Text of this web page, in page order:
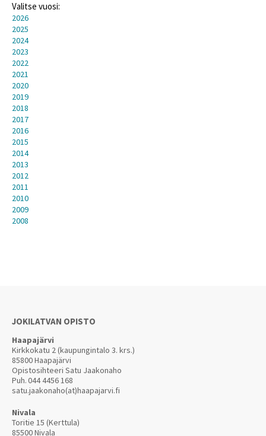
Valitse vuosi:
2026
2025
2024
2023
2022
2021
2020
2019
2018
2017
2016
2015
2014
2013
2012
2011
2010
2009
2008
JOKILATVAN OPISTO
Haapajärvi
Kirkkokatu 2 (kaupungintalo 3. krs.)
85800 Haapajärvi
Opistosihteeri Satu Jaakonaho
Puh.044 4456 168
satu.jaakonaho(at)haapajarvi.fi
Nivala
Toritie 15 (Kerttula)
85500 Nivala